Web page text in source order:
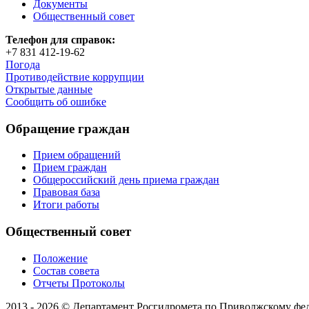
Документы
Общественный совет
Телефон для справок:
+7 831 412-19-62
Погода
Противодействие коррупции
Открытые данные
Сообщить об ошибке
Обращение граждан
Прием обращений
Прием граждан
Общероссийский день приема граждан
Правовая база
Итоги работы
Общественный совет
Положение
Состав совета
Отчеты Протоколы
2013 - 2026 © Департамент Росгидромета по Приволжскому